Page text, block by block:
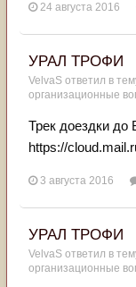
24 августа 2016
УРАЛ ТРОФИ
VelvaS ответил в
организационные
Трек доездки до
https://
3 августа 2016
УРАЛ ТРОФИ
VelvaS ответил в
организационные